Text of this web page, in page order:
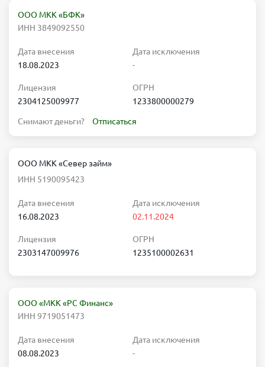
ООО МКК «БФК»
ИНН 3849092550
Дата внесения
18.08.2023
Дата исключения
-
Лицензия
2304125009977
ОГРН
1233800000279
Снимают деньги? Отписаться
ООО МКК «Север займ»
ИНН 5190095423
Дата внесения
16.08.2023
Дата исключения
02.11.2024
Лицензия
2303147009976
ОГРН
1235100002631
ООО «МКК «РС Финанс»
ИНН 9719051473
Дата внесения
08.08.2023
Дата исключения
-